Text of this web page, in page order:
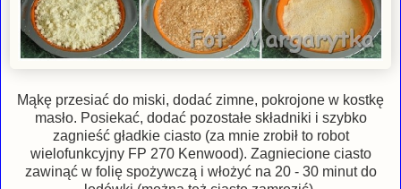
Mąkę przesiać do miski, dodać zimne, pokrojone w kostkę
masło. Posiekać, dodać pozostałe składniki i szybko
zagnieść gładkie ciasto (za mnie zrobił to robot
wielofunkcyjny FP 270 Kenwood). Zagniecione ciasto
zawinąć w folię spożywczą i włożyć na 20 - 30 minut do